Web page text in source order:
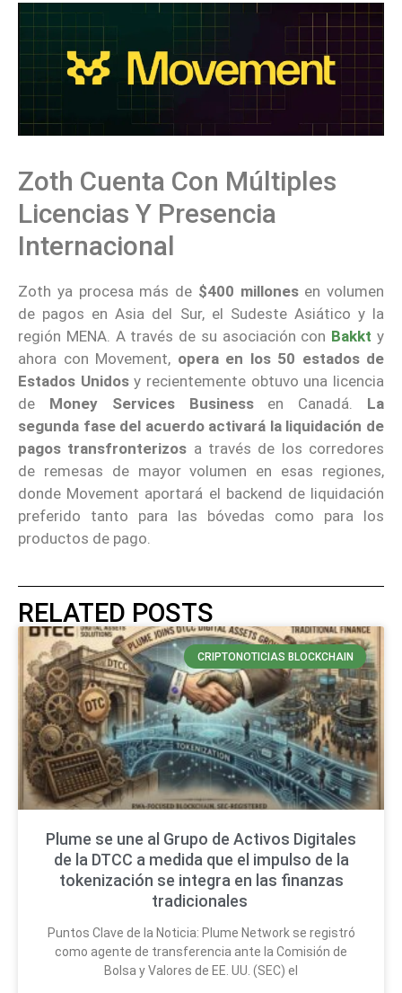
Zoth Cuenta Con Múltiples
Licencias Y Presencia
Internacional
Zoth ya procesa más de $400 millonesen volumen
de pagos en Asia del Sur, el Sudeste Asiático y la
región MENA. A través de su asociación con Bakkt y
ahora con Movement, opera en los 50 estados de
Estados Unidosy recientemente obtuvo una licencia
de Money Services Businessen Canadá. La
segunda fase del acuerdo activará la liquidación de
pagos transfronterizos a través de los corredores
de remesas de mayor volumen en esas regiones,
donde Movement aportará el backend de liquidación
preferido tanto para las bóvedas como para los
productos de pago.
RELATED POSTS
CRIPTONOTICIAS BLOCKCHAIN
Plume se une al Grupo de Activos Digitales
de la DTCC a medida que el impulso de la
tokenización se integra en las finanzas
tradicionales
Puntos Clave de la Noticia: Plume Network se registró
como agente de transferencia ante la Comisión de
Bolsa y Valores de EE. UU. (SEC) el